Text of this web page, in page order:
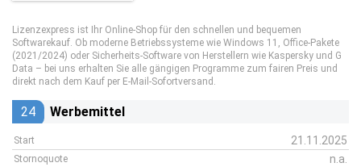
Lizenzexpress ist Ihr Online-Shop für den schnellen und bequemen
Softwarekauf. Ob moderne Betriebssysteme wie Windows 11, Office-Pakete
(2021/2024) oder Sicherheits-Software von Herstellern wie Kaspersky und G
Data – bei uns erhalten Sie alle gängigen Programme zum fairen Preis und
direkt nach dem Kauf per E-Mail-Sofortversand.
24 Werbemittel
Start 21.11.2025
Stornoquote n.a.